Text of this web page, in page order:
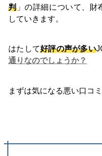
判」の詳細について、財
していきます。
はたして好評の声が多い
通りなのでしょうか？
まずは気になる悪い口コ